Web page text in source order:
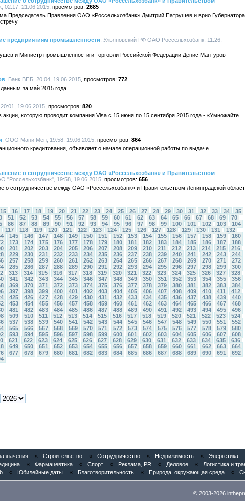
02:17, 21.06.2015
2685
Председатель Правления ОАО «Россельхозбанк» Дмитрий Патрушев и врио Губернатора
предприятиям промышленности , Ульяновский РФ ОАО Россельхозбанк, 11:26,
и Министр промышленности и торговли Российской Федерации Денис Мантуров
, Банк ВПБ, 20:04, 19.06.2015
772
за май 2015 года.
19.06.2015
820
которую проводит компания Visa с 15 июня по 15 сентября 2015 года - «Умножайте
, ООО Мани Мен, 19:58, 19.06.2015
864
кредитования, объявляет о начале операционной работы по выдаче
о сотрудничестве между ОАО «Россельхозбанк» и Правительством
"Россельхозбанк", 19:58, 19.06.2015
656
о сотрудничестве между ОАО «Россельхозбанк» и Правительством Ленинградской
15 16 17 18 19 20 21 22 23 24 25 26 27 28 29 30 31 32 33 34
35
51 52 53 54 55 56 57 58 59 60 61 62 63 64 65 66 67 68 69
70
86 87 88 89 90 91 92 93 94 95 96 97 98 99 100 101 102 103
104
117 118 119 120 121 122 123 124 125 126 127 128 129 130 131
132
145 146 147 148 149 150 151 152 153 154 155 156 157 158 159
160
173 174 175 176 177 178 179 180 181 182 183 184 185 186 187
188
201 202 203 204 205 206 207 208 209 210 211 212 213 214 215
216
229 230 231 232 233 234 235 236 237 238 239 240 241 242 243
244
257 258 259 260 261 262 263 264 265 266 267 268 269 270 271
272
285 286 287 288 289 290 291 292 293 294 295 296 297 298 299
300
313 314 315 316 317 318 319 320 321 322 323 324 325 326 327
328
341 342 343 344 345 346 347 348 349 350 351 352 353 354 355
356
369 370 371 372 373 374 375 376 377 378 379 380 381 382 383
384
397 398 399 400 401 402 403 404 405 406 407 408 409 410 411
412
425 426 427 428 429 430 431 432 433 434 435 436 437 438 439
440
453 454 455 456 457 458 459 460 461 462 463 464 465 466 467
468
481 482 483 484 485 486 487 488 489 490 491 492 493 494 495
496
509 510 511 512 513 514 515 516 517 518 519 520 521 522 523
524
537 538 539 540 541 542 543 544 545 546 547 548 549 550 551
552
565 566 567 568 569 570 571 572 573 574 575 576 577 578 579
580
593 594 595 596 597 598 599 600 601 602 603 604 605 606 607
608
621 622 623 624 625 626 627 628 629 630 631 632 633 634 635
636
649 650 651 652 653 654 655 656 657 658 659 660 661 662 663
664
677 678 679 680 681 682 683 684 685 686 687 688 689 690 691
692
« Строительство « Сотрудничество « Недвижимость « Энергетика
« Фармацевтика « Спорт « Реклама, PR « Деловое « Логистика и
« Юбилейные даты « Благотворительность « Природа, окружающая среда «
© 2003-2026